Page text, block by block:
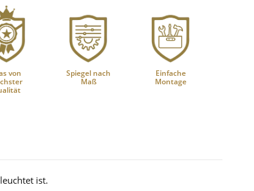
von
Spiegel nach
Maß
Einfache
Montage
ist.